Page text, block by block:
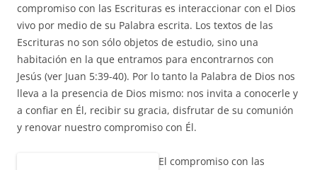
compromiso con las Escrituras es interaccionar con el Dios
vivo por medio de su Palabra escrita. Los textos de las
Escrituras no son sólo objetos de estudio, sino una
habitación en la que entramos para encontrarnos con
Jesús (ver Juan 5:39-40). Por lo tanto la Palabra de Dios nos
lleva a la presencia de Dios mismo: nos invita a conocerle y
a confiar en Él, recibir su gracia, disfrutar de su comunión
y renovar nuestro compromiso con Él.
El compromiso con las